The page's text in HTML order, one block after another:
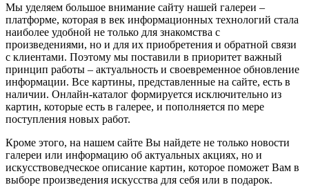
Мы уделяем большое внимание сайту нашей галереи –
платформе, которая в век информационных технологий стала
наиболее удобной не только для знакомства с
произведениями, но и для их приобретения и обратной связи
с клиентами. Поэтому мы поставили в приоритет важный
принцип работы – актуальность и своевременное обновление
информации. Все картины, представленные на сайте, есть в
наличии. Онлайн-каталог формируется исключительно из
картин, которые есть в галерее, и пополняется по мере
поступления новых работ.
Кроме этого, на нашем сайте Вы найдете не только новости
галереи или информацию об актуальных акциях, но и
искусствоведческое описание картин, которое поможет Вам в
выборе произведения искусства для себя или в подарок.